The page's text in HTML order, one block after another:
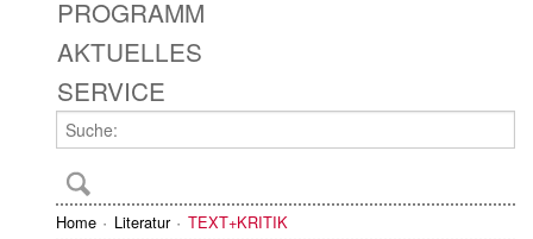
PROGRAMM
AKTUELLES
SERVICE
Home Literatur TEXT+KRITIK